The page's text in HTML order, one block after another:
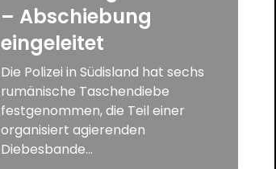
– Abschiebung
eingeleitet
Die Polizei in Südisland hat sechs
rumänische Taschendiebe
festgenommen, die Teil einer
organisiert agierenden
Diebesbande...